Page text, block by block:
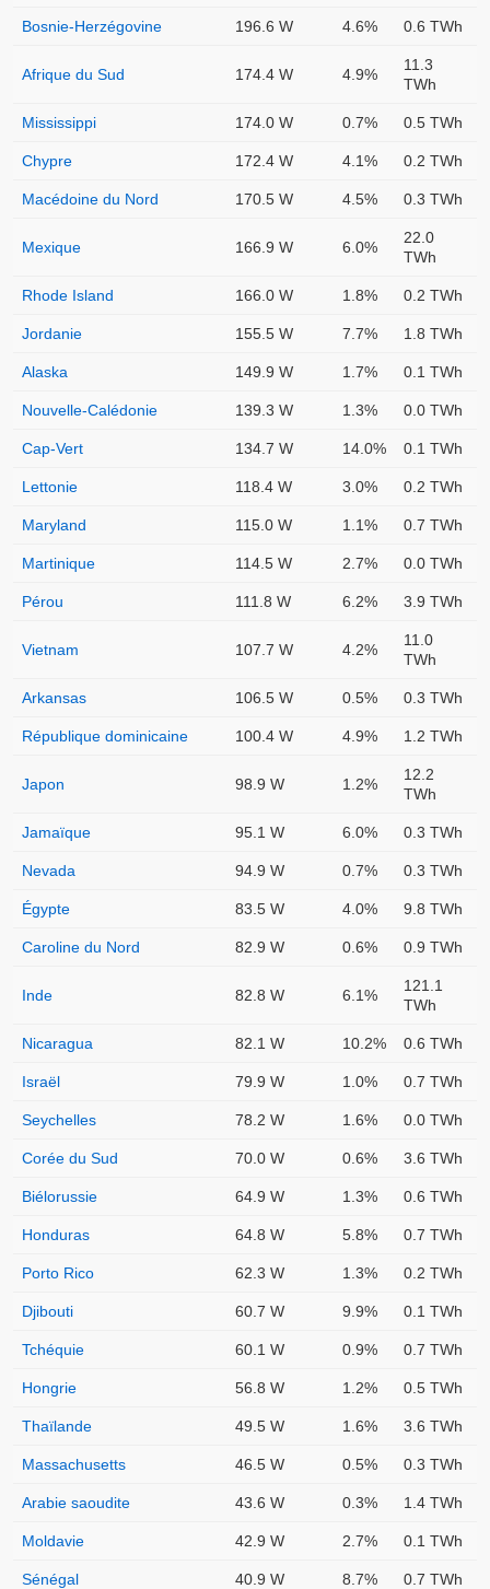
Bosnie-Herzégovine 196.6 W 4.6% 0.6 TWh
Afrique du Sud 174.4 W 4.9%
11.3
TWh
Mississippi 174.0 W 0.7% 0.5 TWh
Chypre 172.4 W 4.1% 0.2 TWh
Macédoine du Nord 170.5 W 4.5% 0.3 TWh
Mexique 166.9 W 6.0%
22.0
TWh
Rhode Island 166.0 W 1.8% 0.2 TWh
Jordanie 155.5 W 7.7% 1.8 TWh
Alaska 149.9 W 1.7% 0.1 TWh
Nouvelle-Calédonie 139.3 W 1.3% 0.0 TWh
Cap-Vert 134.7 W 14.0% 0.1 TWh
Lettonie 118.4 W 3.0% 0.2 TWh
Maryland 115.0 W 1.1% 0.7 TWh
Martinique 114.5 W 2.7% 0.0 TWh
Pérou 111.8 W 6.2% 3.9 TWh
Vietnam 107.7 W 4.2%
11.0
TWh
Arkansas 106.5 W 0.5% 0.3 TWh
République dominicaine 100.4 W 4.9% 1.2 TWh
Japon 98.9 W 1.2%
12.2
TWh
Jamaïque 95.1 W 6.0% 0.3 TWh
Nevada 94.9 W 0.7% 0.3 TWh
Égypte 83.5 W 4.0% 9.8 TWh
Caroline du Nord 82.9 W 0.6% 0.9 TWh
Inde 82.8 W 6.1%
121.1
TWh
Nicaragua 82.1 W 10.2% 0.6 TWh
Israël 79.9 W 1.0% 0.7 TWh
Seychelles 78.2 W 1.6% 0.0 TWh
Corée du Sud 70.0 W 0.6% 3.6 TWh
Biélorussie 64.9 W 1.3% 0.6 TWh
Honduras 64.8 W 5.8% 0.7 TWh
Porto Rico 62.3 W 1.3% 0.2 TWh
Djibouti 60.7 W 9.9% 0.1 TWh
Tchéquie 60.1 W 0.9% 0.7 TWh
Hongrie 56.8 W 1.2% 0.5 TWh
Thaïlande 49.5 W 1.6% 3.6 TWh
Massachusetts 46.5 W 0.5% 0.3 TWh
Arabie saoudite 43.6 W 0.3% 1.4 TWh
Moldavie 42.9 W 2.7% 0.1 TWh
Sénégal 40.9 W 8.7% 0.7 TWh